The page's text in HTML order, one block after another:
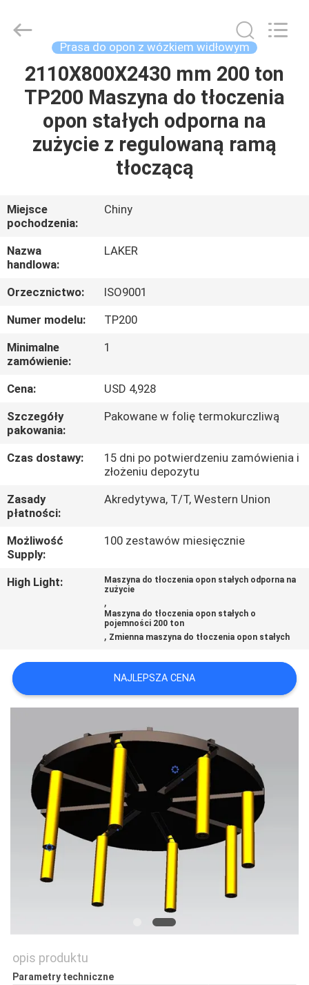
DOM
PRODUKTY
WYCIECZKA
PO
FABRYCE
KONTROLA
JAKOŚCI
SKONTAKTUJ
SIĘ
Z
NAMI
AKTUALNOŚCI
SITEMAP
POLITYKA
PRYWATNOŚCI
AUTOPARTS
CO.,LIMITED.
Reserved.
Prasa do opon z wózkiem widłowym
2110X800X2430 mm 200 ton
TP200 Maszyna do tłoczenia
opon stałych odporna na
zużycie z regulowaną ramą
tłoczącą
Miejsce
pochodzenia:
Chiny
Nazwa
handlowa:
LAKER
Orzecznictwo:
ISO9001
Numer modelu:
TP200
Minimalne
zamówienie:
1
Cena:
USD 4,928
Szczegóły
pakowania:
Pakowane w folię termokurczliwą
Czas dostawy:
15 dni po potwierdzeniu zamówienia i
złożeniu depozytu
Zasady
płatności:
Akredytywa, T/T, Western Union
Możliwość
Supply:
100 zestawów miesięcznie
High Light:
Maszyna do tłoczenia opon stałych odporna na
zużycie
,
Maszyna do tłoczenia opon stałych o
pojemności 200 ton
, Zmienna maszyna do tłoczenia opon stałych
NAJLEPSZA CENA
opis produktu
Parametry techniczne